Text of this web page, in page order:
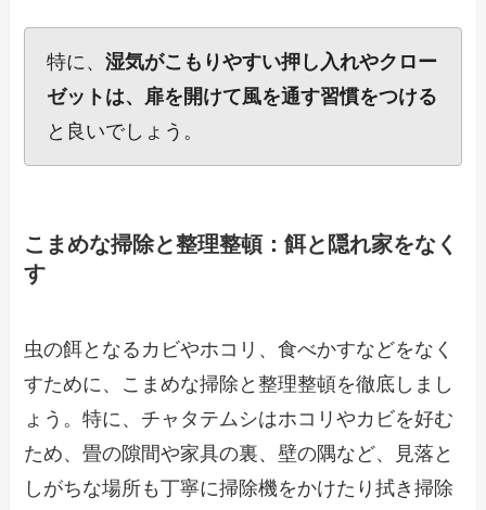
特に、湿気がこもりやすい押し入れやクロー
ゼットは、扉を開けて風を通す習慣をつける
と良いでしょう。
こまめな掃除と整理整頓：餌と隠れ家をなく
す
虫の餌となるカビやホコリ、食べかすなどをなく
すために、こまめな掃除と整理整頓を徹底しまし
ょう。特に、チャタテムシはホコリやカビを好む
ため、畳の隙間や家具の裏、壁の隅など、見落と
しがちな場所も丁寧に掃除機をかけたり拭き掃除